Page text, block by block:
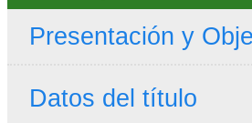
Presentación y
Datos del título